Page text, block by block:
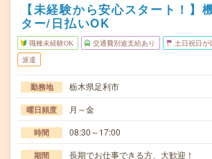
【未経験から安心スタート！】
ター/日払いOK
職種未経験OK 交通費別途支給あり 土日祝日が
派遣
勤務地 栃木県足利市
曜日頻度 月～金
時間 08:30～17:00
期間 長期でお仕事できる方、大歓迎！